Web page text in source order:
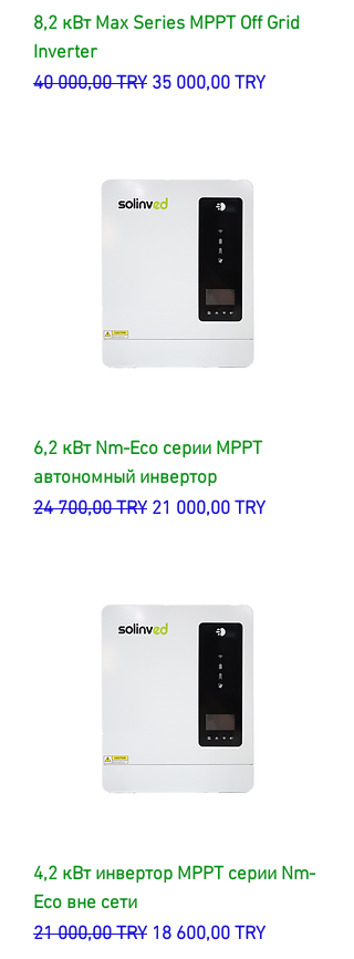
8,2 кВт Max Series MPPT Off Grid
Inverter
Обычная цена
40 000,00 TRY Цена со скидкой
35 000,00 TRY
6,2 кВт Nm-Eco серии MPPT
автономный инвертор
Обычная цена
24 700,00 TRY Цена со скидкой
21 000,00 TRY
4,2 кВт инвертор MPPT серии Nm-
Eco вне сети
Обычная цена
21 000,00 TRY Цена со скидкой
18 600,00 TRY